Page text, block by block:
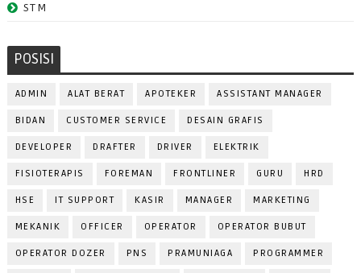
STM
POSISI
ADMIN ALAT BERAT APOTEKER ASSISTANT MANAGER
BIDAN CUSTOMER SERVICE DESAIN GRAFIS
DEVELOPER DRAFTER DRIVER ELEKTRIK
FISIOTERAPIS FOREMAN FRONTLINER GURU HRD
HSE IT SUPPORT KASIR MANAGER MARKETING
MEKANIK OFFICER OPERATOR OPERATOR BUBUT
OPERATOR DOZER PNS PRAMUNIAGA PROGRAMMER